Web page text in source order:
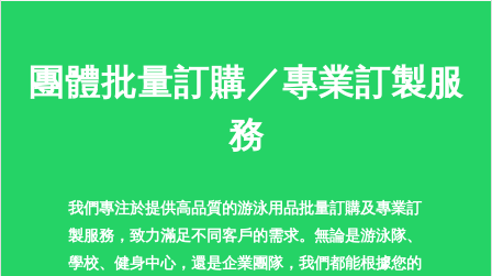
團體批量訂購／專業訂製服
務
我們專注於提供高品質的游泳用品批量訂購及專業訂
製服務，致力滿足不同客戶的需求。無論是游泳隊、
學校、健身中心，還是企業團隊，我們都能根據您的